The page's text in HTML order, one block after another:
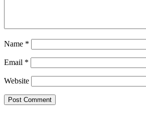
Name *
Email *
Website